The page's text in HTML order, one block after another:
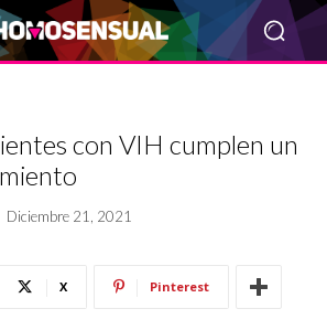
con VIH cumplen un
Diciembre 21, 2021
X Pinterest